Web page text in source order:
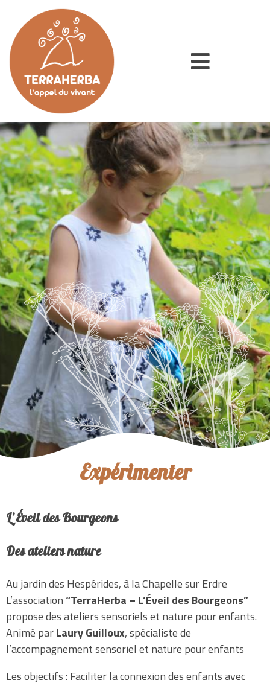
Expérimenter
L’Éveil des Bourgeons
Des ateliers nature
Au jardin des Hespérides, à la Chapelle sur Erdre
L’association“TerraHerba – L’Éveil des Bourgeons”
propose des ateliers sensoriels et nature pour enfants.
Animé parLaury Guilloux, spécialiste de
l’accompagnement sensoriel et nature pour enfants
Les objectifs : Faciliter la connexion des enfants avec